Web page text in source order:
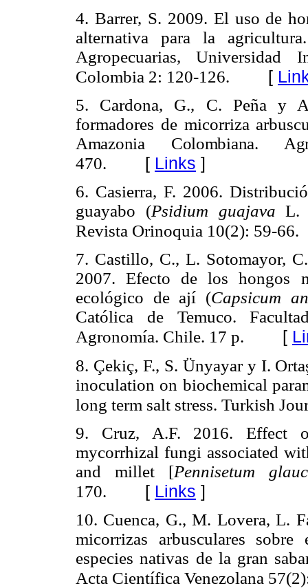
4. Barrer, S. 2009. El uso de
alternativa para la
Agropecuarias, Universidad
Colombia 2: 120-126. [
5. Cardona, G., C. Peña y
formadores de micorriza
Amazonia Colombiana.
470. [ Links ]
6. Casierra, F. 2006.
guayabo (Psidium guajava L.
Revista Orinoquia 10(2): 59-66.
7. Castillo, C., L. Sotomayor,
2007. Efecto de los hongos
ecológico de ají (Capsicum
Católica de Temuco.
Agronomía. Chile. 17 p. [
8. Çekiç, F., S. Ünyayar y I.
inoculation on biochemical
long term salt stress. Turkish
9. Cruz, A.F. 2016. Effect
mycorrhizal fungi associated
and millet [Pennisetum
170. [ Links ]
10. Cuenca, G., M. Lovera, L.
micorrizas arbusculares sobre
especies nativas de la gran
Acta Científica Venezolana